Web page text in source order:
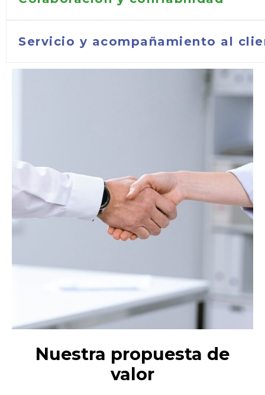
Servicio y acompañamiento al
Nuestra propuesta de
valor